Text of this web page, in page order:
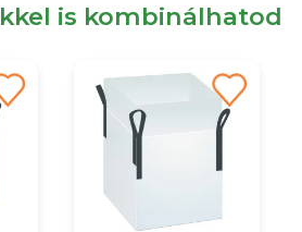
is kombinálhatod